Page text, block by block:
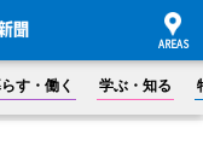
す・働く 学ぶ・知る